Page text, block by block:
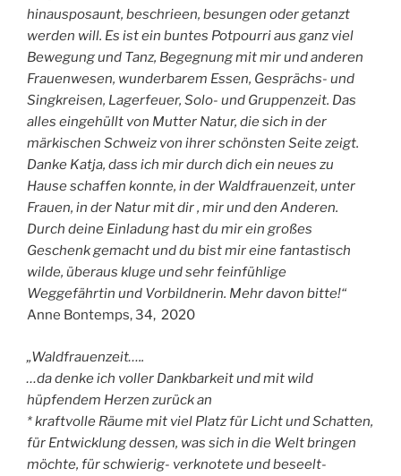
hinausposaunt, beschrieen, besungen oder getanzt
werden will. Es ist ein buntes Potpourri aus ganz viel
Bewegung und Tanz, Begegnung mit mir und anderen
Frauenwesen, wunderbarem Essen, Gesprächs- und
Singkreisen, Lagerfeuer, Solo- und Gruppenzeit. Das
alles eingehüllt von Mutter Natur, die sich in der
märkischen Schweiz von ihrer schönsten Seite zeigt.
Danke Katja, dass ich mir durch dich ein neues zu
Hause schaffen konnte, in der Waldfrauenzeit, unter
Frauen, in der Natur mit dir , mir und den Anderen.
Durch deine Einladung hast du mir ein großes
Geschenk gemacht und du bist mir eine fantastisch
wilde, überaus kluge und sehr feinfühlige
Weggefährtin und Vorbildnerin. Mehr davon bitte!“
Anne Bontemps, 34, 2020
„Waldfrauenzeit…..
…da denke ich voller Dankbarkeit und mit wild
hüpfendem Herzen zurück an
* kraftvolle Räume mit viel Platz für Licht und Schatten,
für Entwicklung dessen, was sich in die Welt bringen
möchte, für schwierig- verknotete und beseelt-